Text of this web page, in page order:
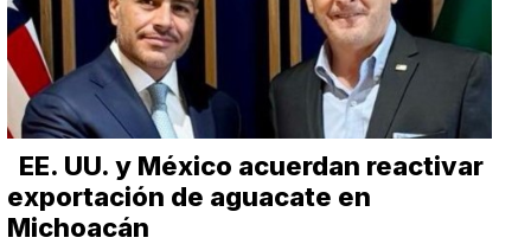
EE. UU. y México acuerdan reactivar
exportación de aguacate en
Michoacán